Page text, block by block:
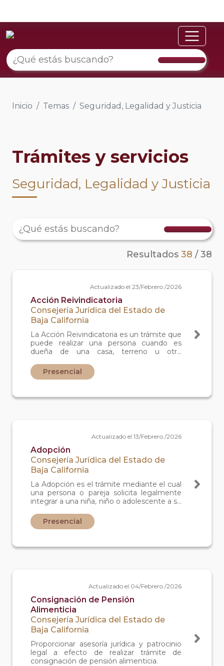
Inicio Temas Seguridad, Legalidad y Justicia
Trámites y servicios
Seguridad, Legalidad y Justicia
Resultados 38 /38
Actualizado el 23/Febrero /2026
Acción Reivindicatoria
Consejería Jurídica del Estado de
Baja California
La Acción Reivindicatoria es un trámite que
puede realizar una persona cuando es
dueña de una casa, terreno u otro
tener un permiso o derecho legal para
hacerlo. Este trámite se utiliza cuando el
que la autoridad ordene la devolución del
Presencial
Actualizado el 13/Febrero /2026
Adopción
Consejería Jurídica del Estado de
Baja California
La Adopción es el trámite mediante el cual
una persona o pareja solicita legalmente
integrar a una niña, niño o adolescente a su
responsabilidades de madre, padre o tutor.
Se realiza cuando se desea brindar un
de origen, y requiere la evaluación y
Presencial
Actualizado el 04/Febrero /2026
Consignación de Pensión
Alimenticia
Consejería Jurídica del Estado de
Baja California
Proporcionar asesoría jurídica y patrocinio
legal a efecto de realizar trámite de
consignación de pensión alimenticia.